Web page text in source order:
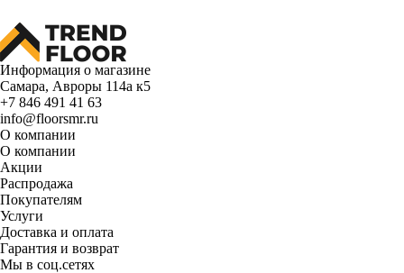
Информация о магазине
Самара, Авроры 114а к5
+7 846 491 41 63
info@floorsmr.ru
О компании
О компании
Акции
Распродажа
Покупателям
Услуги
Доставка и оплата
Гарантия и возврат
Мы в соц.сетях